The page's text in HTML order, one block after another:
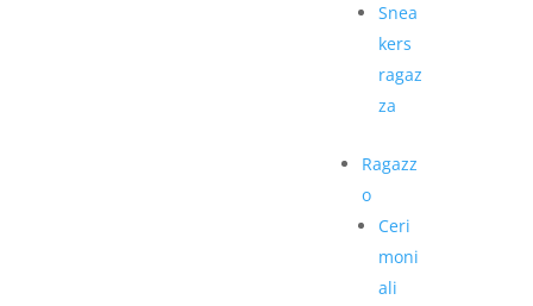
Snea
kers
ragaz
za
Ragazz
o
Ceri
moni
ali